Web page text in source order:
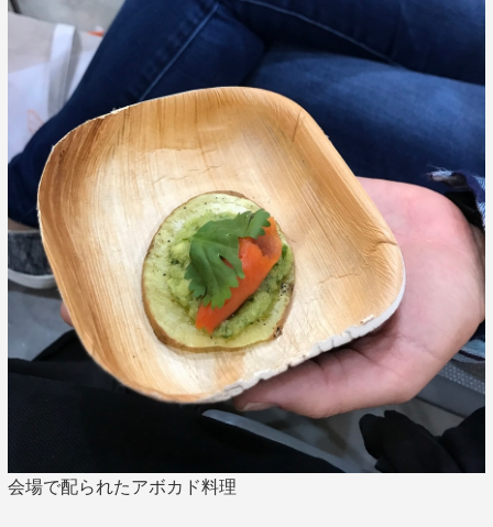
会場で配られたアボカド料理